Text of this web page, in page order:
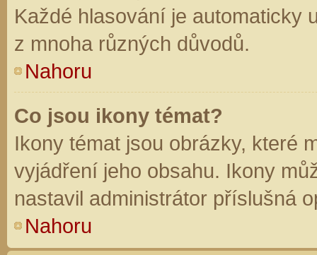
Každé hlasování je automaticky
z mnoha různých důvodů.
Nahoru
Co jsou ikony témat?
Ikony témat jsou obrázky, které
vyjádření jeho obsahu. Ikony
nastavil administrátor příslušná
Nahoru